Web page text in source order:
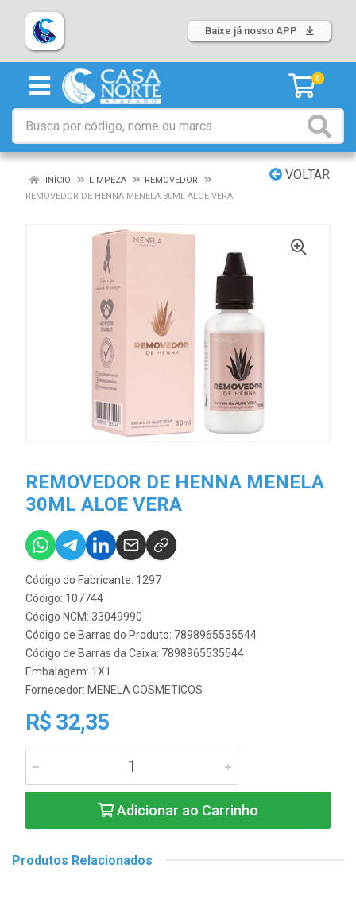
Baixe já nosso APP
0
VOLTAR
INÍCIO LIMPEZA
REMOVEDOR
REMOVEDOR DE HENNA MENELA 30ML ALOE VERA
REMOVEDOR DE HENNA MENELA
30ML ALOE VERA
Código do Fabricante: 1297
Código: 107744
Código NCM: 33049990
Código de Barras do Produto: 7898965535544
Código de Barras da Caixa: 7898965535544
Embalagem: 1X1
Fornecedor: MENELA COSMETICOS
R$ 32,35
Adicionar ao Carrinho
Produtos Relacionados